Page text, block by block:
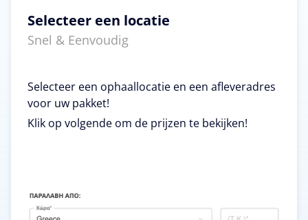
Selecteer een locatie
Snel & Eenvoudig
Selecteer een ophaallocatie en een afleveradres
voor uw pakket!
Klik op volgende om de prijzen te bekijken!